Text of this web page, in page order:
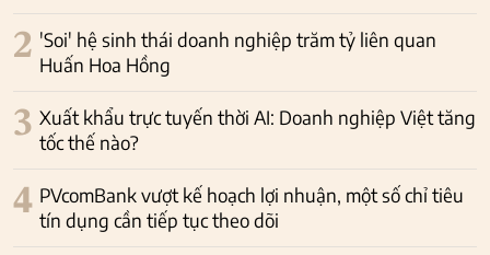
2 'Soi' hệ sinh thái doanh nghiệp trăm tỷ liên quan
Huấn Hoa Hồng
3 Xuất khẩu trực tuyến thời AI: Doanh nghiệp Việt tăng
tốc thế nào?
4 PVcomBank vượt kế hoạch lợi nhuận, một số chỉ tiêu
tín dụng cần tiếp tục theo dõi